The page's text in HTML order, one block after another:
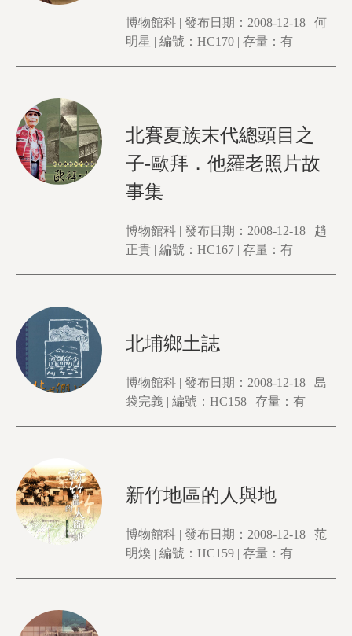
博物館科 | 發布日期：2008-12-18 | 何
明星 | 編號：HC170 | 存量：有
北賽夏族末代總頭目之
子-歐拜．他羅老照片故
事集
博物館科 | 發布日期：2008-12-18 | 趙
正貴 | 編號：HC167 | 存量：有
北埔鄉土誌
博物館科 | 發布日期：2008-12-18 | 島
袋完義 | 編號：HC158 | 存量：有
新竹地區的人與地
博物館科 | 發布日期：2008-12-18 | 范
明煥 | 編號：HC159 | 存量：有